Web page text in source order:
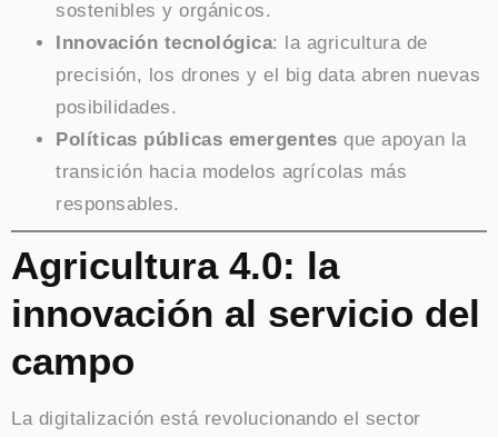
sostenibles y orgánicos.
Innovación tecnológica: la agricultura de
precisión, los drones y el big data abren nuevas
posibilidades.
Políticas públicas emergentes que apoyan la
transición hacia modelos agrícolas más
responsables.
Agricultura 4.0: la
innovación al servicio del
campo
La digitalización está revolucionando el sector